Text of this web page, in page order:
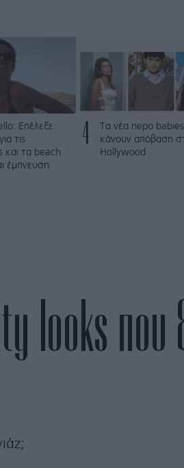
Επέλεξε
τις
και τα beach
έμπνευση
4
Τα νέα nepo
κάνουν απόβαση
Hollywood
looks που